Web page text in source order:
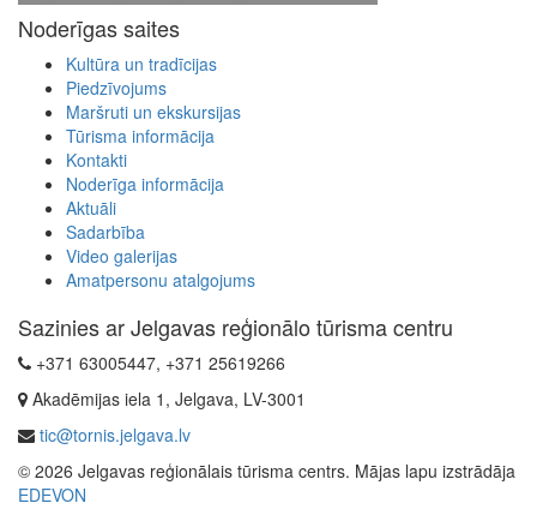
Noderīgas saites
Kultūra un tradīcijas
Piedzīvojums
Maršruti un ekskursijas
Tūrisma informācija
Kontakti
Noderīga informācija
Aktuāli
Sadarbība
Video galerijas
Amatpersonu atalgojums
Sazinies ar Jelgavas reģionālo tūrisma centru
+371 63005447, +371 25619266
Akadēmijas iela 1, Jelgava, LV-3001
tic@tornis.jelgava.lv
© 2026 Jelgavas reģionālais tūrisma centrs. Mājas lapu izstrādāja
EDEVON